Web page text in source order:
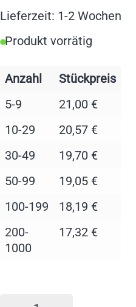
Lieferzeit: 1-2 Wochen
Produkt vorrätig
Anzahl
Stückpreis
5-9
21,00 €
10-29
20,57 €
30-49
19,70 €
50-99
19,05 €
100-199
18,19 €
200-
1000
17,32 €